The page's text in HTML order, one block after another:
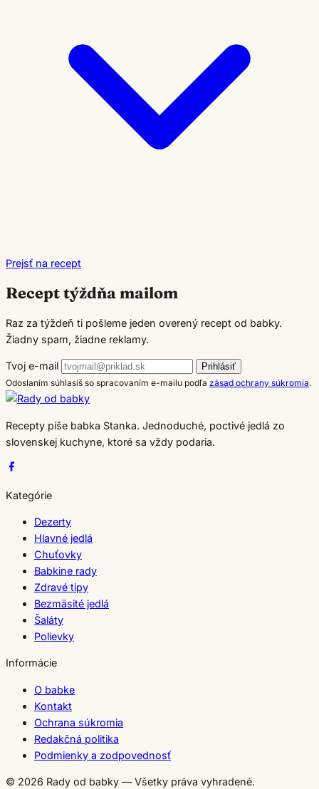
Prejsť na recept
Recept týždňa mailom
Raz za týždeň ti pošleme jeden overený recept od babky.
Žiadny spam, žiadne reklamy.
Tvoj e-mail
Prihlásiť
Odoslaním súhlasíš so spracovaním e-mailu podľa zásad ochrany súkromia.
Recepty píše babka Stanka. Jednoduché, poctivé jedlá zo
slovenskej kuchyne, ktoré sa vždy podaria.
Kategórie
Dezerty
Hlavné jedlá
Chuťovky
Babkine rady
Zdravé tipy
Bezmäsité jedlá
Šaláty
Polievky
Informácie
O babke
Kontakt
Ochrana súkromia
Redakčná politika
Podmienky a zodpovednosť
© 2026 Rady od babky — Všetky práva vyhradené.